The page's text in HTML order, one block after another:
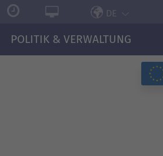
DE
POLITIK & VERWALTUNG